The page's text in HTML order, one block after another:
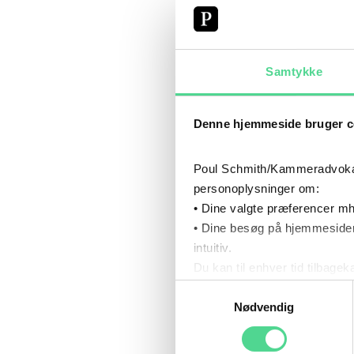
Samtykke
Denne hjemmeside bruger
Poul Schmith/
personoplysninger om:
• Dine valgte præferencer
• Dine besøg på
intuitiv.
Du kan til enhver tid
Læs mere om vores
Nødvendig
der
til